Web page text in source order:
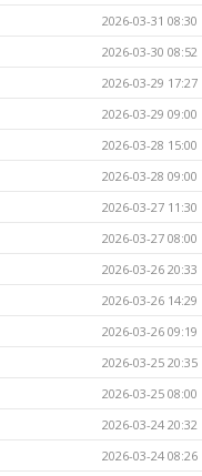
2026-03-31 08:30
2026-03-30 08:52
2026-03-29 17:27
2026-03-29 09:00
2026-03-28 15:00
2026-03-28 09:00
2026-03-27 11:30
2026-03-27 08:00
2026-03-26 20:33
2026-03-26 14:29
2026-03-26 09:19
2026-03-25 20:35
2026-03-25 08:00
2026-03-24 20:32
2026-03-24 08:26